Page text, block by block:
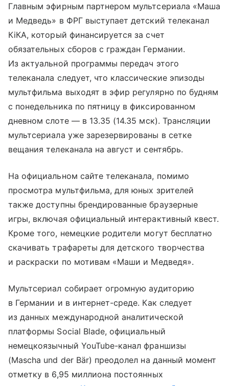
Главным эфирным партнером мультсериала «Маша
и Медведь» в ФРГ выступает детский телеканал
КіКА, который финансируется за счет
обязательных сборов с граждан Германии.
Из актуальной программы передач этого
телеканала следует, что классические эпизоды
мультфильма выходят в эфир регулярно по будням
с понедельника по пятницу в фиксированном
дневном слоте — в 13.35 (14.35 мск). Трансляции
мультсериала уже зарезервированы в сетке
вещания телеканала на август и сентябрь.
На официальном сайте телеканала, помимо
просмотра мультфильма, для юных зрителей
также доступны брендированные браузерные
игры, включая официальный интерактивный квест.
Кроме того, немецкие родители могут бесплатно
скачивать трафареты для детского творчества
и раскраски по мотивам «Маши и Медведя».
Мультсериал собирает огромную аудиторию
в Германии и в интернет-среде. Как следует
из данных международной аналитической
платформы Social Blade, официальный
немецкоязычный YouTube-канал франшизы
(Mascha und der Bär) преодолел на данный момент
отметку в 6,95 миллиона постоянных